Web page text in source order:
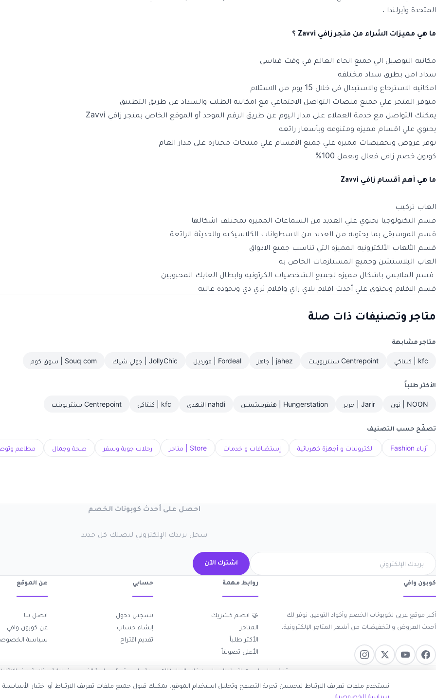
المتحدة وأيرلندا .
ما هي مميزات الشراء من متجر زافي Zavvi ؟
مكانيه التوصيل الي جميع انحاء العالم في وقت قياسي
سداد امن بطرق سداد مختلفه
امكانيه الاسترجاع والاستبدال في خلال 15 يوم من الاستلام
متوفر المتجر علي جميع منصات التواصل الاجتماعي مع امكانيه الطلب والسداد عن طريق التطبيق
يمكنك التواصل مع خدمة العملاء علي مدار اليوم عن طريق الرقم الموحد أو الموقع الخاص بمتجر زافي Zavvi
يحتوي علي اقسام مميزه ومتنوعه وبأسعار رائعه
توفر عروض وتخفيضات مميزه علي جميع الأقسام علي منتجات مختاره على مدار العام
كوبون خصم زافي فعال ويعمل 100%
ما هي أهم أقسام زافي Zavvi
العاب تركيب
قسم التكنولوجيا يحتوي علي العديد من السماعات المميزه بمختلف اشكالها
قسم الموسيقي بما يحتويه من العديد من الاسطوانات الكلاسيكيه والحديثة الرائعة
قسم الألعاب الألكترونيه المميزه التي تناسب جميع الاذواق
العاب البلاستشن وجميع المستلزمات الخاص به
قسم الملابس باشكال مميزه لجميع الشخصيات الكرتونيه وابطال العابك المحبوبين
قسم الافلام ويحتوي علي أحدث افلام بلاي راي وافلام ثري دي وبجوده عاليه
متاجر وتصنيفات ذات صلة
متاجر مشابهة
kfc | كنتاكي Centrepoint سنتربوينت jahez | جاهز Fordeal | فورديل JollyChic | جولي شيك Souq com | سوق كوم
الأكثر طلباً
NOON | نون Jarir | جرير Hungerstation | هنقرستيشن nahdi النهدي kfc | كنتاكي Centrepoint سنتربوينت
تصفّح حسب التصنيف
أزياء Fashion الكترونيات و أجهزة كهربائية إستضافات و خدمات Store | متاجر رحلات جوية وسفر صحة وجمال مطاعم
احصل على أحدث كوبونات الخصم
سجل بريدك الإلكتروني ليصلك كل جديد
اشترك الآن
كوبون وافي
أكبر موقع عربي لكوبونات الخصم وأكواد التوفير. نوفر لك
أحدث العروض والتخفيضات من أشهر المتاجر الإلكترونية.
روابط مهمة
🤝 انضم كشريك
المتاجر
الأكثر طلباً
الأعلى تصويتاً
حسابي
تسجيل دخول
إنشاء حساب
تقديم اقتراح
عن الموقع
اتصل بنا
عن كوبون وافي
سياسة
قد نحصل على عمولة عند الشراء من خلال الروابط الموجودة على موقعنا.سياسة الخصوصية·إدارة ملفات تعريف الارتباط
2017-2026 © جميع الحقوق محفوظة — كوبون وافي
نستخدم ملفات تعريف الارتباط لتحسين تجربة التصفح وتحليل استخدام الموقع. يمكنك قبول جميع ملفات تعريف الارتباط أو اختيار
سياسة الخصوصية